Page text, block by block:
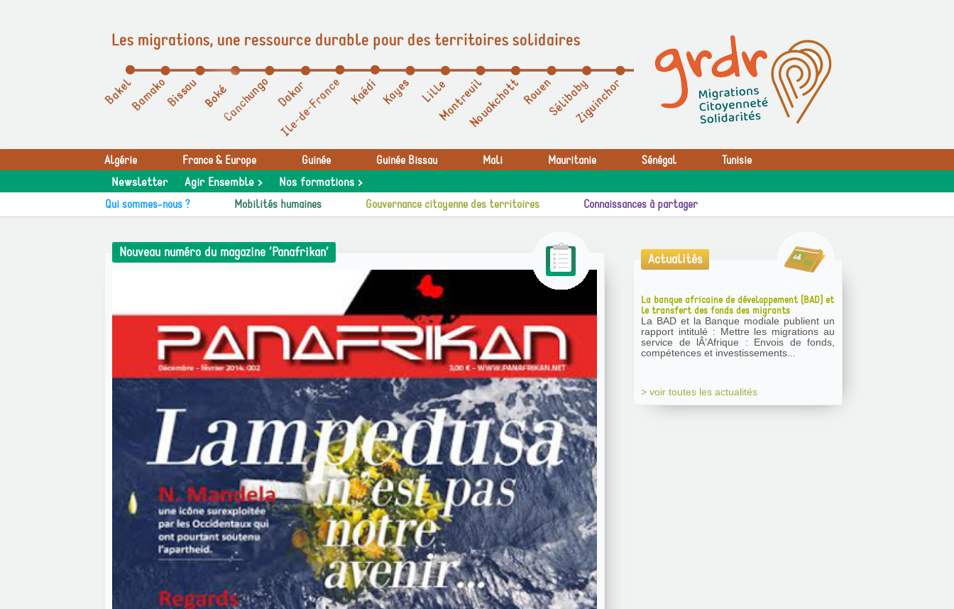
Les migrations, une ressource durable pour des territoires solidaires
Algérie France & Europe Guinée Guinée Bissau Mali Mauritanie Sénégal Tunisie
Newsletter Agir Ensemble > Nos formations >
Qui sommes-nous ? Mobilités humaines Gouvernance citoyenne des territoires Connaissances à partager
Nouveau numéro du magazine ’Panafrikan’ Actualités
La banque africaine de développement (BAD) et
le transfert des fonds des migrants
La BAD et la Banque modiale publient un
rapport intitulé : Mettre les migrations au
service de lÂ’Afrique : Envois de fonds,
compétences et investissements...
> voir toutes les actualités